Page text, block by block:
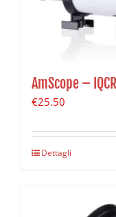
AmScope –
€25.50
Dettagli